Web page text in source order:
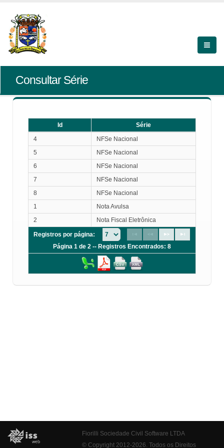
Consultar Série
Id
Série
Série
4
NFSe Nacional
5
NFSe Nacional
6
NFSe Nacional
7
NFSe Nacional
8
NFSe Nacional
1
Nota Avulsa
2
Nota Fiscal Eletrônica
Registros por página:
Página 1 de 2 -- Registros Encontrados: 8
Fiorilli Sociedade Civil Software LTDA
© Copyright 2012-2026. Todos os Direitos